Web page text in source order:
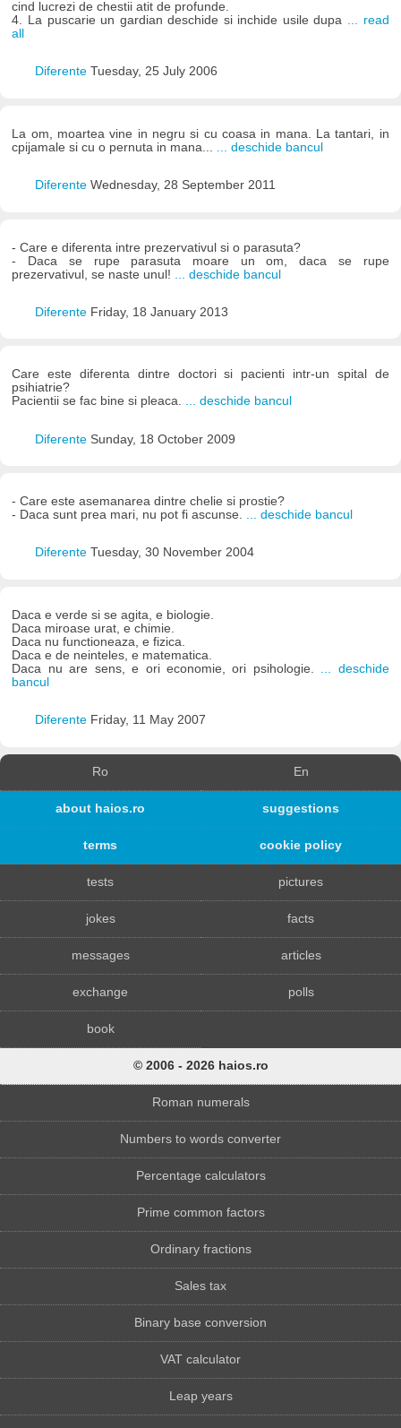
cind lucrezi de chestii atit de profunde.
4. La puscarie un gardian deschide si inchide usile dupa ... read
all
Diferente Tuesday, 25 July 2006
La om, moartea vine in negru si cu coasa in mana. La tantari, in
cpijamale si cu o pernuta in mana...
... deschide bancul
Diferente Wednesday, 28 September 2011
- Care e diferenta intre prezervativul si o parasuta?
- Daca se rupe parasuta moare un om, daca se rupe
prezervativul, se naste unul!
... deschide bancul
Diferente Friday, 18 January 2013
Care este diferenta dintre doctori si pacienti intr-un spital de
psihiatrie?
Pacientii se fac bine si pleaca. ... deschide bancul
Diferente Sunday, 18 October 2009
- Care este asemanarea dintre chelie si prostie?
- Daca sunt prea mari, nu pot fi ascunse. ... deschide bancul
Diferente Tuesday, 30 November 2004
Daca e verde si se agita, e biologie.
Daca miroase urat, e chimie.
Daca nu functioneaza, e fizica.
Daca e de neinteles, e matematica.
Daca nu are sens, e ori economie, ori psihologie.
... deschide
bancul
Diferente Friday, 11 May 2007
Ro En
about haios.ro suggestions
terms cookie policy
tests pictures
jokes facts
messages articles
exchange polls
book
© 2006 - 2026 haios.ro
Roman numerals
Numbers to words converter
Percentage calculators
Prime common factors
Ordinary fractions
Sales tax
Binary base conversion
VAT calculator
Leap years